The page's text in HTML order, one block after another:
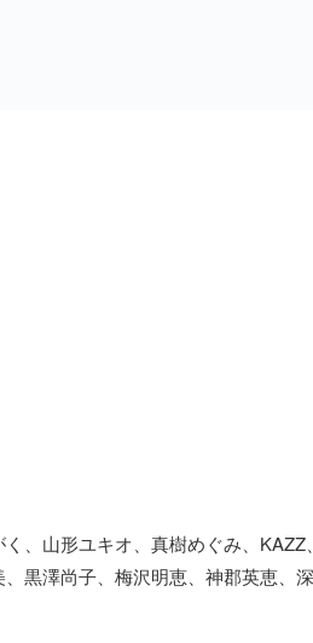
、山形ユキオ、真樹めぐみ、KAZZ
黒澤尚子、梅沢明恵、神郡英恵、